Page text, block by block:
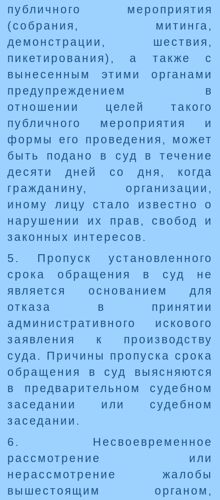
публичного мероприятия
(собрания, митинга,
демонстрации, шествия,
пикетирования), а также с
вынесенным этими органами
предупреждением в
отношении целей такого
публичного мероприятия и
формы его проведения, может
быть подано в суд в течение
десяти дней со дня, когда
гражданину, организации,
иному лицу стало известно о
нарушении их прав, свобод и
законных интересов.
5. Пропуск установленного
срока обращения в суд не
является основанием для
отказа в принятии
административного искового
заявления к производству
суда. Причины пропуска срока
обращения в суд выясняются
в предварительном судебном
заседании или судебном
заседании.
6. Несвоевременное
рассмотрение или
нерассмотрение жалобы
вышестоящим органом,